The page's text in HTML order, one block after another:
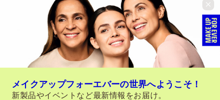
メイクアップフォーエバーの世界へようこそ！
新製品やイベントなど最新情報をお届け。